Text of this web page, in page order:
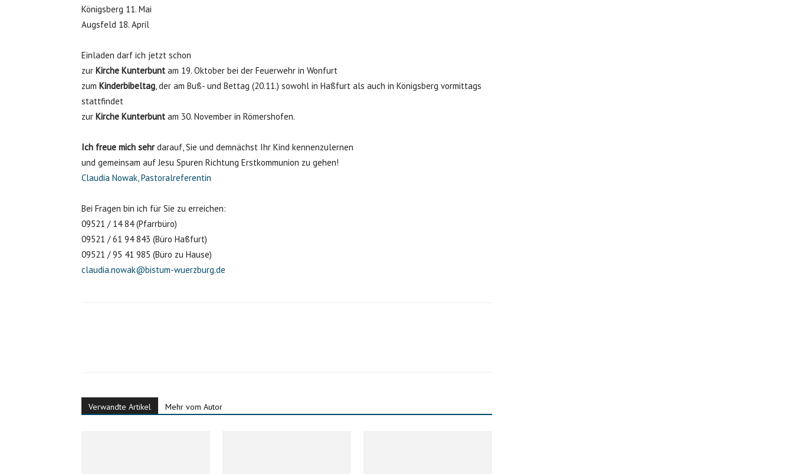
Königsberg 11. Mai
Augsfeld 18. April
Einladen darf ich jetzt schon
zur Kirche Kunterbunt am 19. Oktober bei der Feuerwehr in Wonfurt
zum Kinderbibeltag, der am Buß- und Bettag (20.11.) sowohl in Haßfurt als auch in Königsberg vormittags
stattfindet
zur Kirche Kunterbunt am 30. November in Römershofen.
Ich freue mich sehrdarauf, Sie und demnächst Ihr Kind kennenzulernen
und gemeinsam auf Jesu Spuren Richtung Erstkommunion zu gehen!
Claudia Nowak, Pastoralreferentin
Bei Fragen bin ich für Sie zu erreichen:
09521 / 14 84 (Pfarrbüro)
09521 / 61 94 843 (Büro Haßfurt)
09521 / 95 41 985 (Büro zu Hause)
claudia.nowak@bistum-wuerzburg.de
Verwandte Artikel Mehr vom Autor